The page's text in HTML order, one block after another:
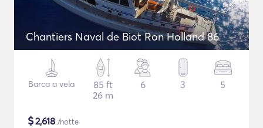
Chantiers Naval de Biot Ron Holland 86
Barca a vela
85 ft
26 m
6 3 5
$2,618 /notte